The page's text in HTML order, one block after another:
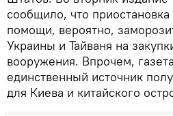
сообщило, что
помощи, вероятно,
Украины и Тайваня на
вооружения. Впрочем,
единственный источник
для Киева и китайского